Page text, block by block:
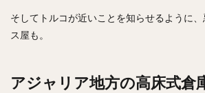
そしてトルコが近いことを知らせるように
ス屋も。
アジャリア地方の高床式倉